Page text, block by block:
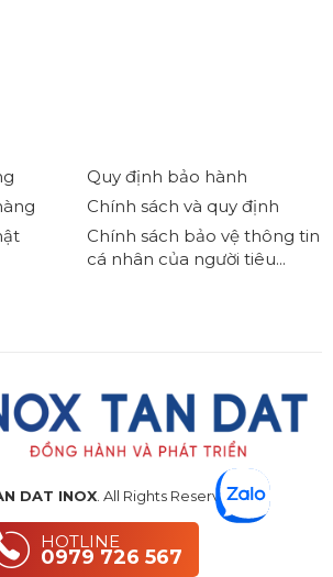
HOTLINE
0979 726 567
Quy định bảo hành
Chính sách và quy định
Chính sách bảo vệ thông tin
cá nhân của người tiêu...
DAT INOX. All Rights Reserved.